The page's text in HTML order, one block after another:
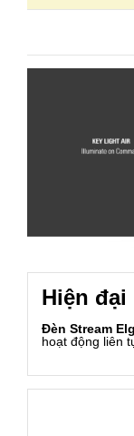
Hiện đại
Đèn Stream
hoạt động liên